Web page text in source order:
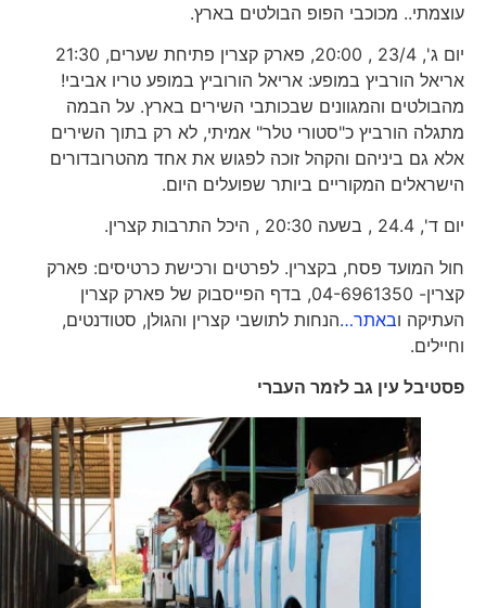
עוצמתי.. מכוכבי הפופ הבולטים בארץ.
יום ג', 23/4 , 20:00, פארק קצרין פתיחת שערים, 21:30
אריאל הורביץ במופע: אריאל הורוביץ במופע טריו אביבי!
מהבולטים והמגוונים שבכותבי השירים בארץ. על הבמה
מתגלה הורביץ כ"סטורי טלר" אמיתי, לא רק בתוך השירים
אלא גם ביניהם והקהל זוכה לפגוש את אחד מהטרובדורים
הישראלים המקוריים ביותר שפועלים היום.
יום ד', 24.4 , בשעה 20:30 , היכל התרבות קצרין.
חול המועד פסח, בקצרין. לפרטים ורכישת כרטיסים: פארק
קצרין- 04-6961350, בדף הפייסבוק של פארק קצרין
העתיקה ובאתר…הנחות לתושבי קצרין והגולן, סטודנטים,
וחיילים.
פסטיבל עין גב לזמר העברי